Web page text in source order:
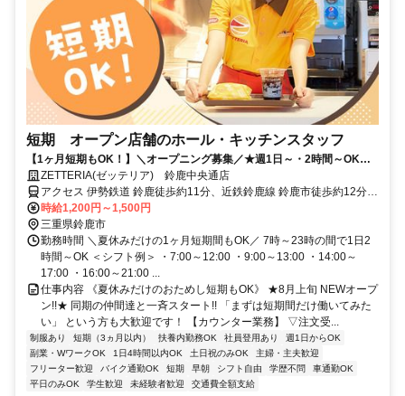
短期 オープン店舗のホール・キッチンスタッフ
【1ヶ月短期もOK！】＼オープニング募集／★週1日～・2時間～OK★
髪色自由★社割あり★未経験＆初バイト＆友達と応募も大歓迎!!★履歴
書不要
ZETTERIA(ゼッテリア) 鈴鹿中央通店
アクセス 伊勢鉄道 鈴鹿徒歩約11分、近鉄鈴鹿線 鈴鹿市徒歩約12分、
近鉄鈴鹿線 柳徒歩約20分 ＊車通勤OK（無料駐車場完備）
時給1,200円～1,500円
三重県鈴鹿市
勤務時間 ＼夏休みだけの1ヶ月短期間もOK／ 7時～23時の間で1日2
時間～OK ＜シフト例＞ ・7:00～12:00 ・9:00～13:00 ・14:00～
17:00 ・16:00～21:00 ...
仕事内容 《夏休みだけのおためし短期もOK》 ★8月上旬 NEWオープ
ン!!★ 同期の仲間達と一斉スタート!! 「まずは短期間だけ働いてみた
い」 という方も大歓迎です！ 【カウンター業務】 ▽注文受...
制服あり 短期（3ヵ月以内） 扶養内勤務OK 社員登用あり
週1日からOK
副業・WワークOK
1日4時間以内OK 土日祝のみOK
主婦・主夫歓迎
フリーター歓迎
バイク通勤OK 短期 早朝 シフト自由 学歴不問
車通勤OK
平日のみOK
学生歓迎 未経験者歓迎 交通費全額支給